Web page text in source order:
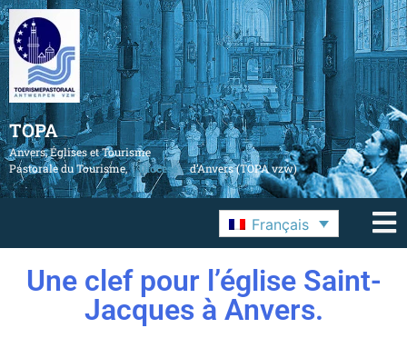
TOPA
Anvers, Églises et Tourisme
Pastorale du Tourisme,
Diocèse d’Anvers (TOPA vzw)
Français
Une clef pour l’église Saint-
Jacques à Anvers.